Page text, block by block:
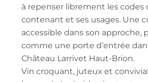
à repenser librement les codes
contenant et ses usages. Une
accessible dans son approche,
comme une porte d’entrée
Château Larrivet Haut-Brion.
Vin croquant, juteux et